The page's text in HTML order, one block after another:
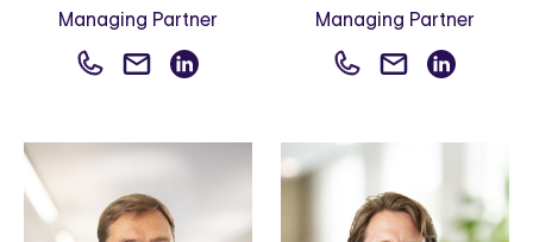
Managing Partner Managing Partner